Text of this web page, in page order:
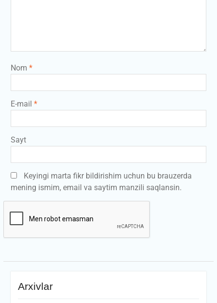
Nom *
E-mail *
Sayt
Keyingi marta fikr bildirishim uchun bu brauzerda
mening ismim, email va saytim manzili saqlansin.
Arxivlar